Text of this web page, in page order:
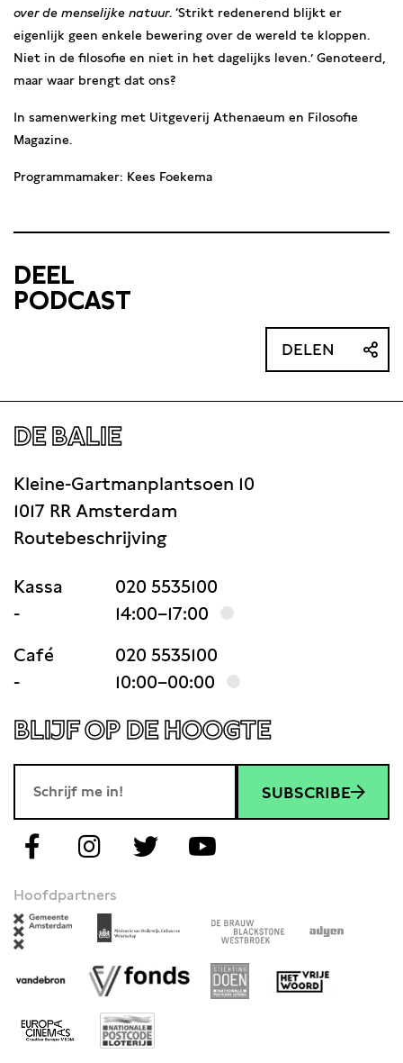
over de menselijke natuur. ‘Strikt redenerend blijkt er
eigenlijk geen enkele bewering over de wereld te kloppen.
Niet in de filosofie en niet in het dagelijks leven.’ Genoteerd,
maar waar brengt dat ons?
In samenwerking met Uitgeverij Athenaeum en Filosofie
Magazine.
Programmamaker: Kees Foekema
DEEL
PODCAST
DELEN
DE BALIE
Kleine-Gartmanplantsoen 10
1017 RR Amsterdam
Routebeschrijving
Kassa
020 5535100
-
14:00–17:00
Café
020 5535100
-
10:00–00:00
BLIJF OP DE HOOGTE
SUBSCRIBE
Hoofdpartners